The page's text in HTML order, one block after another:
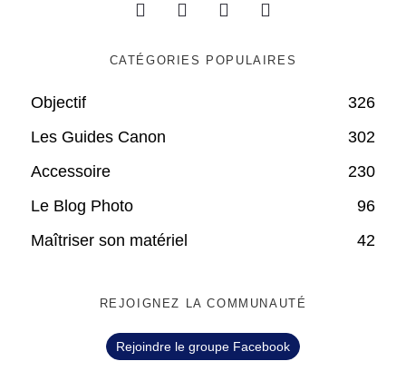
CATÉGORIES POPULAIRES
Objectif
326
Les Guides Canon
302
Accessoire
230
Le Blog Photo
96
Maîtriser son matériel
42
REJOIGNEZ LA COMMUNAUTÉ
Rejoindre le groupe Facebook